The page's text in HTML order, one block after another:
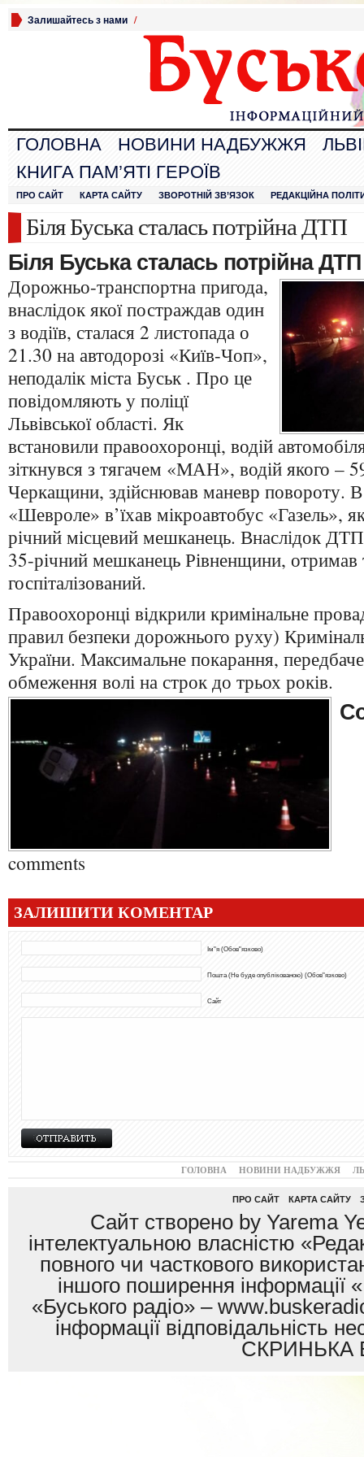
Залишайтесь з нами /
ГОЛОВНА НОВИНИ НАДБУЖЖЯ
КНИГА ПАМ’ЯТІ ГЕРОЇВ
ПРО САЙТ КАРТА САЙТУ ЗВОРОТНІЙ ЗВ’ЯЗОК РЕДАКЦІЙНА
Біля Буська сталась потрійна ДТП
Біля Буська сталась потрійна ДТП
Дорожньо-транспортна пригода,
внаслідок якої постраждав один
з водіїв, сталася 2 листопада о
21.30 на автодорозі «Київ-Чоп»,
неподалік міста Буськ . Про це
повідомляють у поліцї
Львівської області. Як
встановили правоохоронці, водій
зіткнувся з тягачем «МАН», водій якого –
Черкащини, здійснював маневр повороту.
«Шевроле» в’їхав мікроавтобус «Газель»,
річний місцевий мешканець. Внаслідок
35-річний мешканець Рівненщини, отримав
госпіталізований.
Правоохоронці відкрили кримінальне
правил безпеки дорожнього руху)
України. Максимальне покарання,
обмеження волі на строк до трьох років.
comments
ЗАЛИШИТИ КОМЕНТАР
Ім"я (Обов"язково)
Пошта (Не буде опублікованою) (Обов"язково)
Сайт
ГОЛОВНА НОВИНИ НАДБУЖЖЯ
ПРО САЙТ КАРТА САЙТУ
Сайт створено by Yarema
інтелектуальною власністю
повного чи часткового
іншого поширення інформації
«Буського радіо» –
інформації
СКРИНЬКА